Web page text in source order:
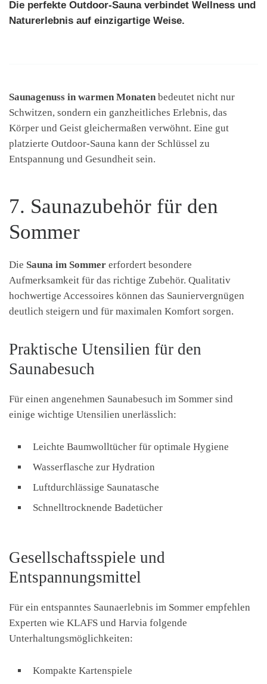
Die perfekte Outdoor-Sauna verbindet Wellness und
Naturerlebnis auf einzigartige Weise.
Saunagenuss in warmen Monaten bedeutet nicht nur
Schwitzen, sondern ein ganzheitliches Erlebnis, das
Körper und Geist gleichermaßen verwöhnt. Eine gut
platzierte Outdoor-Sauna kann der Schlüssel zu
Entspannung und Gesundheit sein.
7. Saunazubehör für den
Sommer
Die Sauna im Sommer erfordert besondere
Aufmerksamkeit für das richtige Zubehör. Qualitativ
hochwertige Accessoires können das Sauniervergnügen
deutlich steigern und für maximalen Komfort sorgen.
Praktische Utensilien für den
Saunabesuch
Für einen angenehmen Saunabesuch im Sommer sind
einige wichtige Utensilien unerlässlich:
Leichte Baumwolltücher für optimale Hygiene
Wasserflasche zur Hydration
Luftdurchlässige Saunatasche
Schnelltrocknende Badetücher
Gesellschaftsspiele und
Entspannungsmittel
Für ein entspanntes Saunaerlebnis im Sommer empfehlen
Experten wie KLAFS und Harvia folgende
Unterhaltungsmöglichkeiten:
Kompakte Kartenspiele